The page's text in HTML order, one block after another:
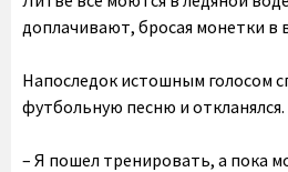
доплачивают, бросая монетки в
Напоследок истошным голосом
футбольную песню и откланялся.
– Я пошел тренировать, а пока